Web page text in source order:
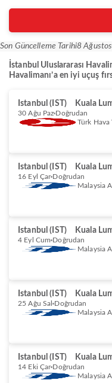
Son Güncelleme Tarihi8
İstanbul Uluslararası
Havalimanı’a en iyi uçuş
Istanbul (IST) Kuala
30 Ağu Paz Doğrudan
Türk Hava
Istanbul (IST) Kuala
16 Eyl Çar Doğrudan
Malaysia
Istanbul (IST) Kuala
4 Eyl Cum Doğrudan
Malaysia
Istanbul (IST) Kuala
25 Ağu Sal Doğrudan
Malaysia
Istanbul (IST) Kuala
14 Eki Çar Doğrudan
Malaysia